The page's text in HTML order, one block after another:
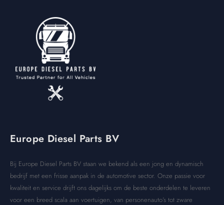
Europe Diesel Parts BV
Bij Europe Diesel Parts BV staan we bekend als een jong en dynamisch
bedrijf met een frisse aanpak in de automotive sector. Onze passie voor
kwaliteit en service drijft ons dagelijks om de beste onderdelen te leveren
voor een breed scala aan voertuigen, van personenauto’s tot zware